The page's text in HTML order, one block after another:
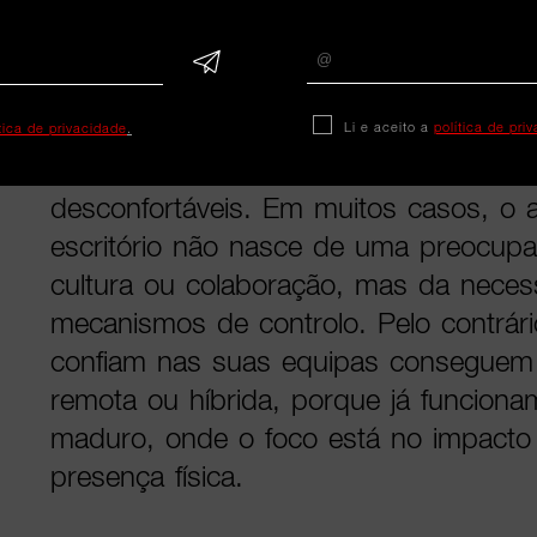
autonomia, delegar decisões e
e liberdade caminham juntas.
desconfortáveis. Em muitos casos, o
escritório não nasce de uma
cultura ou colaboração, mas da
mecanismos de controlo. Pelo
confiam nas suas equipas
remota ou híbrida, porque já
maduro, onde o foco está no
presença física.
de privacidade. Li e aceito a política de